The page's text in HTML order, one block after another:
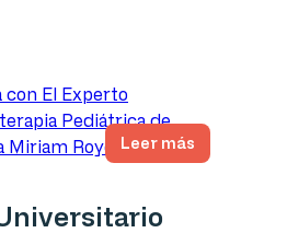
Leer más